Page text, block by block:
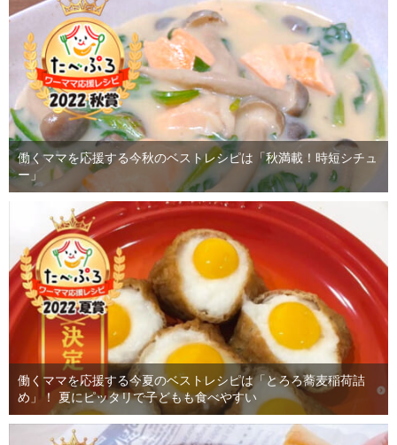
働くママを応援する今秋のベストレシピは「秋満載！時短シチュ
ー」
働くママを応援する今夏のベストレシピは「とろろ蕎麦稲荷詰
め」！ 夏にピッタリで子どもも食べやすい